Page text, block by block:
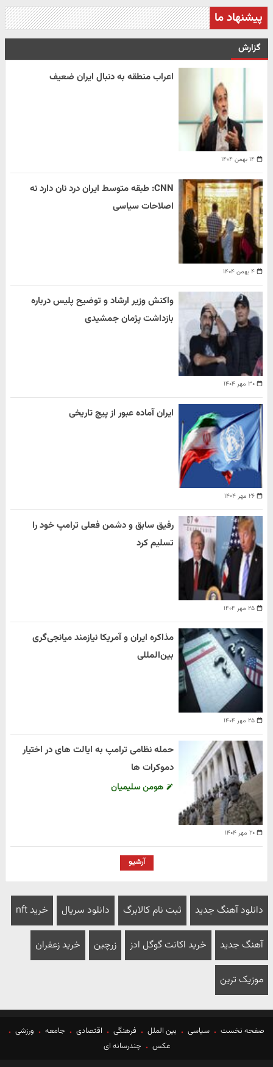
پیشنهاد ما
گزارش
۱۴ بهمن ۱۴۰۴
اعراب منطقه به دنبال ایران ضعیف
۴ بهمن ۱۴۰۴
CNN: طبقه متوسط ایران درد نان دارد نه
اصلاحات سیاسی
۳۰ مهر ۱۴۰۴
واکنش وزیر ارشاد و توضیح پلیس درباره
بازداشت پژمان جمشیدی
۲۶ مهر ۱۴۰۴
ایران آماده عبور از پیچ تاریخی
۲۵ مهر ۱۴۰۴
رفیق سابق و دشمن فعلی ترامپ خود را
تسلیم کرد
۲۵ مهر ۱۴۰۴
مذاکره ایران و آمریکا نیازمند میانجی‌گری
بین‌المللی
۲۰ مهر ۱۴۰۴
حمله نظامی ترامپ به ایالت های در اختیار
دموکرات ها
هومن سلیمیان
آرشیو
دانلود آهنگ جدید ثبت نام کالابرگ دانلود سریال خرید nft
آهنگ جدید خرید اکانت گوگل ادز زرچین خرید زعفران
موزیک ترین
صفحه نخست سیاسی بین الملل فرهنگی اقتصادی جامعه
ورزشی
عکس
چندرسانه ای